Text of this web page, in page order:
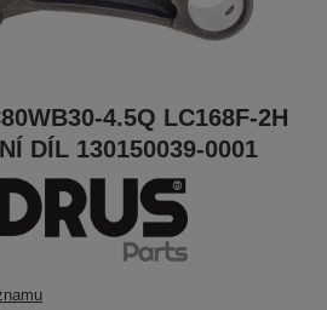
4.5Q LC168F-2H
DÍL 130150039-0001